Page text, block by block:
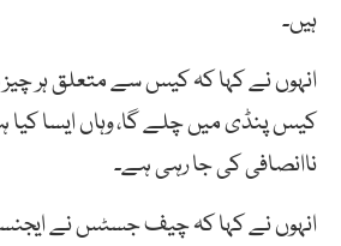
ہیں۔
انہوں نے کہا کہ کیس سے متعلق ہر
کیس پنڈی میں چلے گا، وہاں ایسا
ناانصافی کی جا رہی ہے۔
انہوں نے کہا کہ چیف جسٹس نے